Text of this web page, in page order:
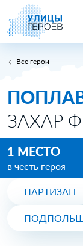
Все герои
ЗАХАР
1 МЕСТО
в честь героя
ПАРТИЗАН